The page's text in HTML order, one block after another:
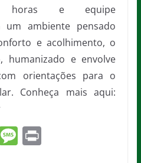
horas e equipe
um ambiente pensado
e acolhimento, o
humanizado e envolve
orientações para o
Conheça mais aqui:
M Pr